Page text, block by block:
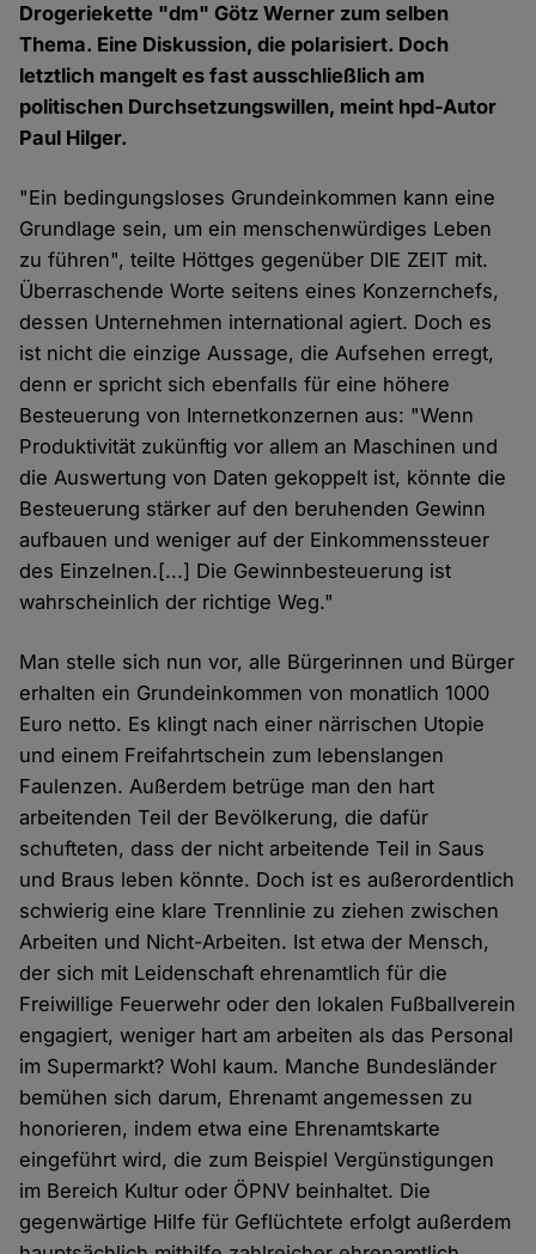
Drogeriekette "dm" Götz Werner zum selben
Thema. Eine Diskussion, die polarisiert. Doch
letztlich mangelt es fast ausschließlich am
politischen Durchsetzungswillen, meint hpd-Autor
Paul Hilger.
"Ein bedingungsloses Grundeinkommen kann eine
Grundlage sein, um ein menschenwürdiges Leben
zu führen", teilte Höttges gegenüber DIE ZEIT mit.
Überraschende Worte seitens eines Konzernchefs,
dessen Unternehmen international agiert. Doch es
ist nicht die einzige Aussage, die Aufsehen erregt,
denn er spricht sich ebenfalls für eine höhere
Besteuerung von Internetkonzernen aus: "Wenn
Produktivität zukünftig vor allem an Maschinen und
die Auswertung von Daten gekoppelt ist, könnte die
Besteuerung stärker auf den beruhenden Gewinn
aufbauen und weniger auf der Einkommenssteuer
des Einzelnen.[...] Die Gewinnbesteuerung ist
wahrscheinlich der richtige Weg."
Man stelle sich nun vor, alle Bürgerinnen und Bürger
erhalten ein Grundeinkommen von monatlich 1000
Euro netto. Es klingt nach einer närrischen Utopie
und einem Freifahrtschein zum lebenslangen
Faulenzen. Außerdem betrüge man den hart
arbeitenden Teil der Bevölkerung, die dafür
schufteten, dass der nicht arbeitende Teil in Saus
und Braus leben könnte. Doch ist es außerordentlich
schwierig eine klare Trennlinie zu ziehen zwischen
Arbeiten und Nicht-Arbeiten. Ist etwa der Mensch,
der sich mit Leidenschaft ehrenamtlich für die
Freiwillige Feuerwehr oder den lokalen Fußballverein
engagiert, weniger hart am arbeiten als das Personal
im Supermarkt? Wohl kaum. Manche Bundesländer
bemühen sich darum, Ehrenamt angemessen zu
honorieren, indem etwa eine Ehrenamtskarte
eingeführt wird, die zum Beispiel Vergünstigungen
im Bereich Kultur oder ÖPNV beinhaltet. Die
gegenwärtige Hilfe für Geflüchtete erfolgt außerdem